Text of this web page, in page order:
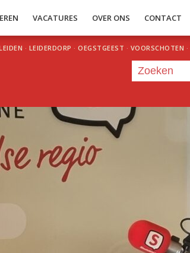
VACATURES OVER ONS CONTACT
· LEIDERDORP · OEGSTGEEST · VOORSCHOTEN ·